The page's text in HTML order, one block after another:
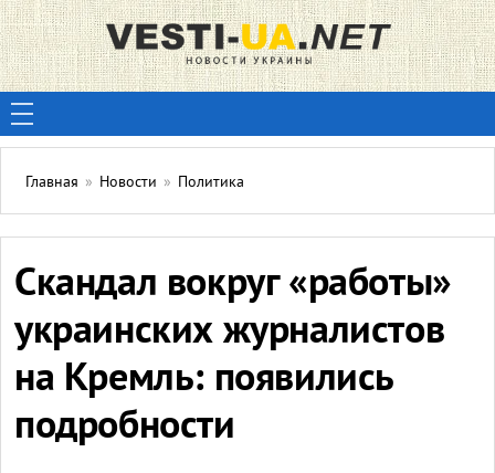
Главная » Новости » Политика
Скандал вокруг «работы»
украинских журналистов
на Кремль: появились
подробности